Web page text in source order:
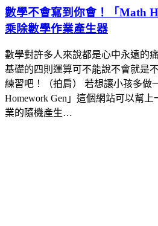
數學不會寫到你會！「Math
乘除數學作業產生器
數學對許多人來說都是心中永遠的
基礎的四則運算可不能說不會就是
練習吧！（拍肩） 若想讓小孩多做
Homework Gen」這個網站可以幫
業的隨機產生…